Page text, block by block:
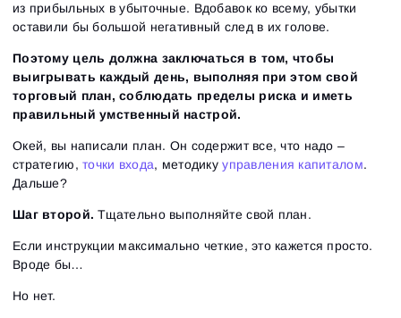
из прибыльных в убыточные. Вдобавок ко всему, убытки
оставили бы большой негативный след в их голове.
Поэтому цель должна заключаться в том, чтобы
выигрывать каждый день, выполняя при этом свой
торговый план, соблюдать пределы риска и иметь
правильный умственный настрой.
Окей, вы написали план. Он содержит все, что надо –
стратегию,точки входа, методикууправления капиталом.
Дальше?
Шаг второй. Тщательно выполняйте свой план.
Если инструкции максимально четкие, это кажется просто.
Вроде бы…
Но нет.